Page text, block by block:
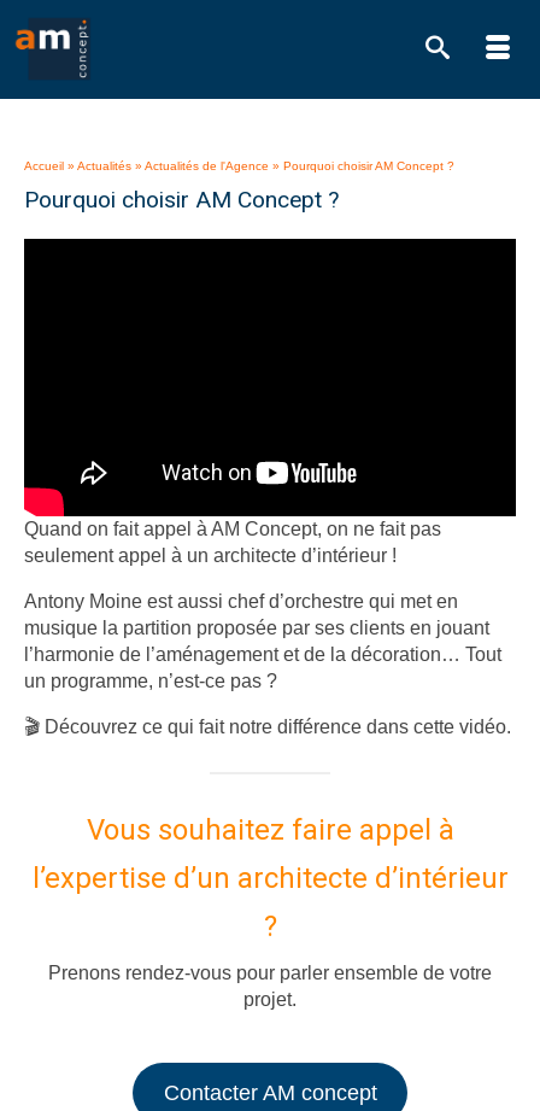
Accueil » Actualités » Actualités de l'Agence » Pourquoi choisir AM Concept ?
Pourquoi choisir AM Concept ?
Quand on fait appel à AM Concept, on ne fait pas
seulement appel à un architecte d’intérieur !
Antony Moine est aussi chef d’orchestre qui met en
musique la partition proposée par ses clients en jouant
l’harmonie de l’aménagement et de la décoration… Tout
un programme, n’est-ce pas ?
🎬 Découvrez ce qui fait notre différence dans cette vidéo.
Vous souhaitez faire appel à
l’expertise d’un architecte d’intérieur
?
Prenons rendez-vous pour parler ensemble de votre
projet.
Contacter AM concept